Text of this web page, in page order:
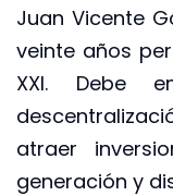
Juan Vicente
veinte años
XXI. Debe
atraer
generación y